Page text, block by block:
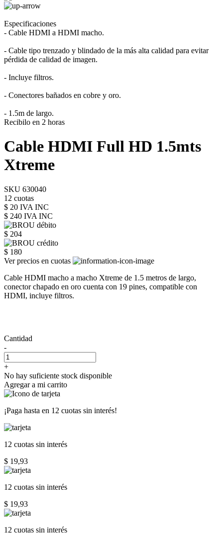
Especificaciones
- Cable HDMI a HDMI macho.
- Cable tipo trenzado y blindado de la más alta calidad para evitar
pérdida de calidad de imagen.
- Incluye filtros.
- Conectores bañados en cobre y oro.
- 1.5m de largo.
Recibilo en 2 horas
Cable HDMI Full HD 1.5mts
Xtreme
SKU 630040
12 cuotas
$ 20 IVA INC
$ 240 IVA INC
$ 204
$ 180
Ver precios en cuotas
Cable HDMI macho a macho Xtreme de 1.5 metros de largo,
conector chapado en oro cuenta con 19 pines, compatible con
HDMI, incluye filtros.
Cantidad
-
+
No hay suficiente stock disponible
Agregar a mi carrito
¡Paga hasta en 12 cuotas sin interés!
12 cuotas sin interés
$ 19,93
12 cuotas sin interés
$ 19,93
12 cuotas sin interés